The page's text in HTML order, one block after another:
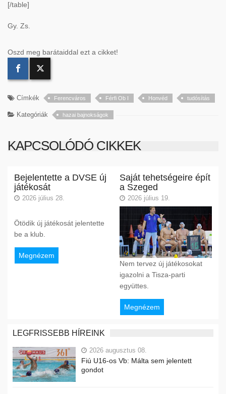
[/table]
Gy. Zs.
Oszd meg barátaiddal ezt a cikket!
Címkék Ferencváros Férfi Ob I Honvéd tudósítás
Kategóriák hazai bajnokságok
KAPCSOLÓDÓ CIKKEK
Bejelentette a DVSE új
játékosát
2026 július 28.
Ötödik új játékosát jelentette
be a klub.
Megnézem
Saját tehetségeire épít
a Szeged
2026 július 19.
Nem tervez új játékosokat
igazolni a Tisza-parti
együttes.
Megnézem
LEGFRISSEBB HÍREINK
2026 augusztus 08.
Fiú U16-os Vb: Málta sem jelentett
gondot